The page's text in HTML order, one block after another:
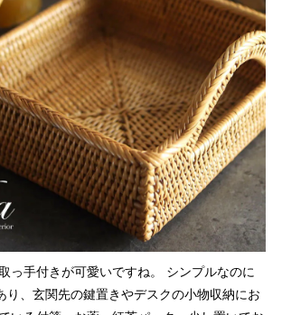
っ手付きが可愛いですね。 シンプルなのに
り、玄関先の鍵置きやデスクの小物収納にお